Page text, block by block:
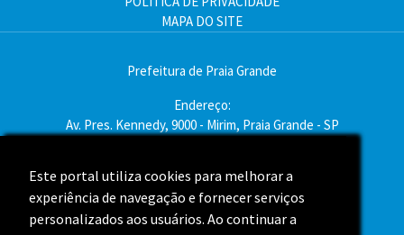
Este portal utiliza cookies para melhorar a
experiência de navegação e fornecer serviços
personalizados aos usuários. Ao continuar a
Este portal utiliza cookies para melhorar a
experiência de navegação e fornecer serviços
personalizados aos usuários. Ao continuar a
MAPA DO SITE
Prefeitura de Praia Grande
Endereço:
Av. Pres. Kennedy, 9000 - Mirim, Praia Grande - SP
Telefone:(13) 3496-2000
Atendimento: segunda a sexta - das 9h às 16h